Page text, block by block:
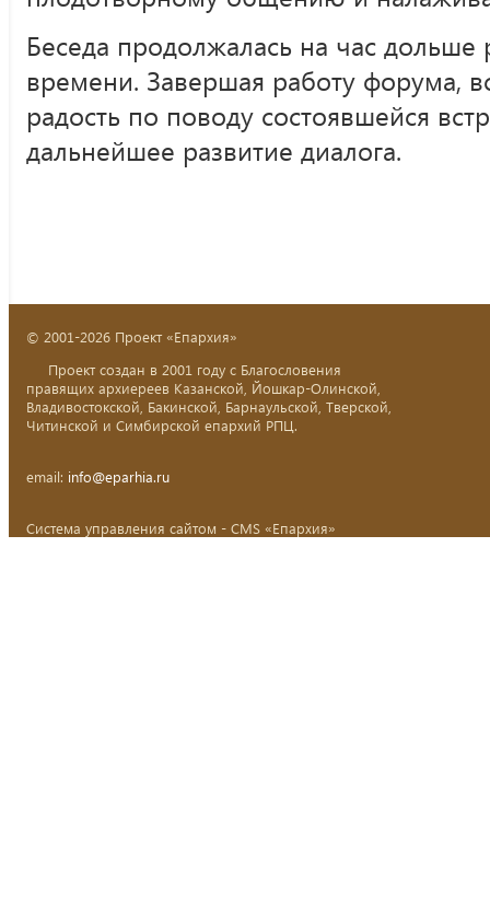
Беседа продолжалась на час дольше
времени. Завершая работу форума,
радость по поводу состоявшейся
дальнейшее развитие диалога.
© 2001-2026 Проект «Епархия»
Проект создан в 2001 году с Благословения
правящих архиереев Казанской, Йошкар-Олинской,
Владивостокской, Бакинской, Барнаульской, Тверской,
Читинской и Симбирской епархий РПЦ.
email: info@eparhia.ru
Система управления сайтом - CMS «Епархия»